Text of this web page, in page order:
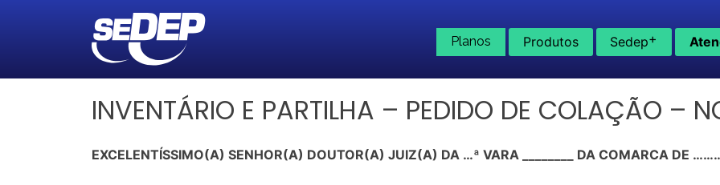
Planos Produtos Sedep+
INVENTÁRIO E PARTILHA – PEDIDO DE COLAÇÃO –
EXCELENTÍSSIMO(A) SENHOR(A) DOUTOR(A) JUIZ(A) DA …ª VARA ________ DA COMARCA DE